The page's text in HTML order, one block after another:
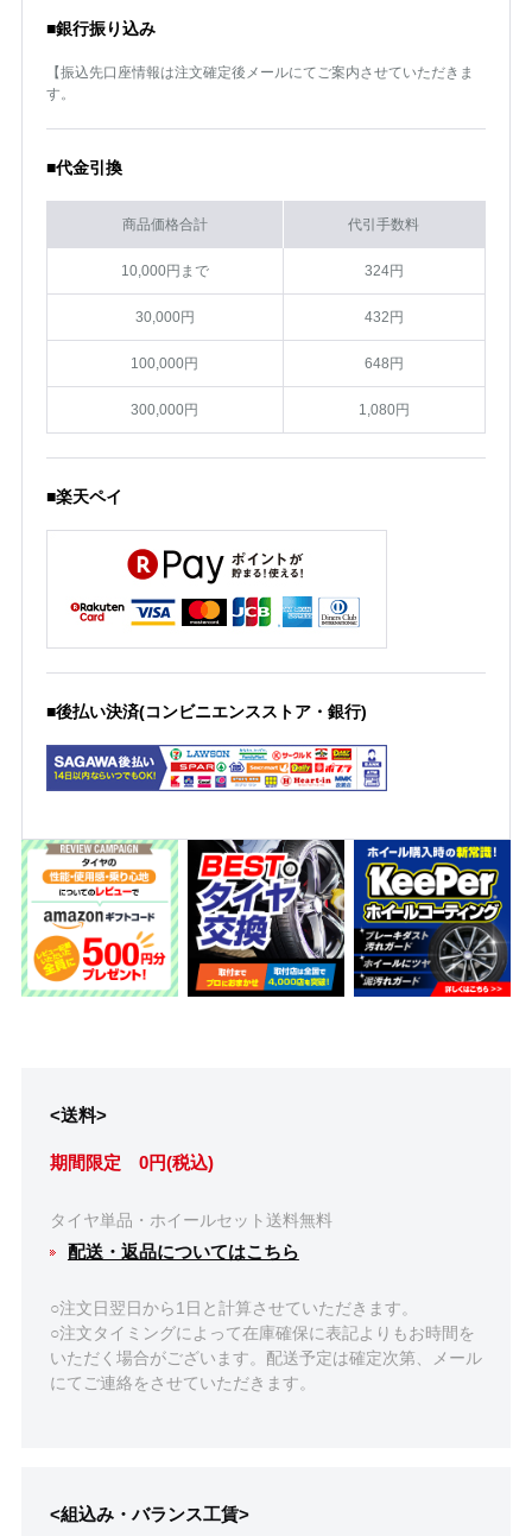
■銀行振り込み
【振込先口座情報は注文確定後メールにてご案内させていただきま
す。
■代金引換
商品価格合計 代引手数料
10,000円まで 324円
30,000円 432円
100,000円 648円
300,000円 1,080円
■楽天ペイ
■後払い決済(コンビニエンスストア・銀行)
<送料>
期間限定 0円(税込)
タイヤ単品・ホイールセット送料無料
配送・返品についてはこちら
○注文日翌日から1日と計算させていただきます。
○注文タイミングによって在庫確保に表記よりもお時間を
いただく場合がございます。配送予定は確定次第、メール
にてご連絡をさせていただきます。
<組込み・バランス工賃>